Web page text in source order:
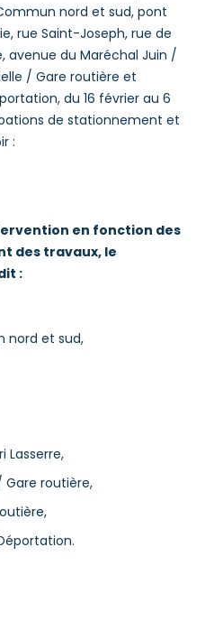
nord et sud, pont
rue Saint-Joseph, rue de
avenue du Maréchal Juin /
/ Gare routière et
du 16 février au 6
de stationnement et
:
en fonction des
des travaux, le
:
nord et sud,
Lasserre,
Gare routière,